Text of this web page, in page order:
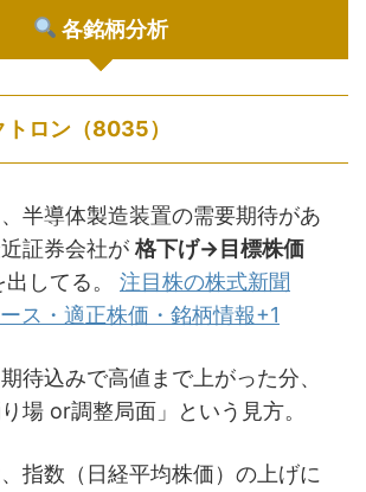
各銘柄分析
ロン（8035）
半導体製造装置の需要期待があ
証券会社が格下げ→目標株価
してる。 注目株の株式新聞
ス・適正株価・銘柄情報+1
待込みで高値まで上がった分、
場 or調整局面」という見方。
指数（日経平均株価）の上げに